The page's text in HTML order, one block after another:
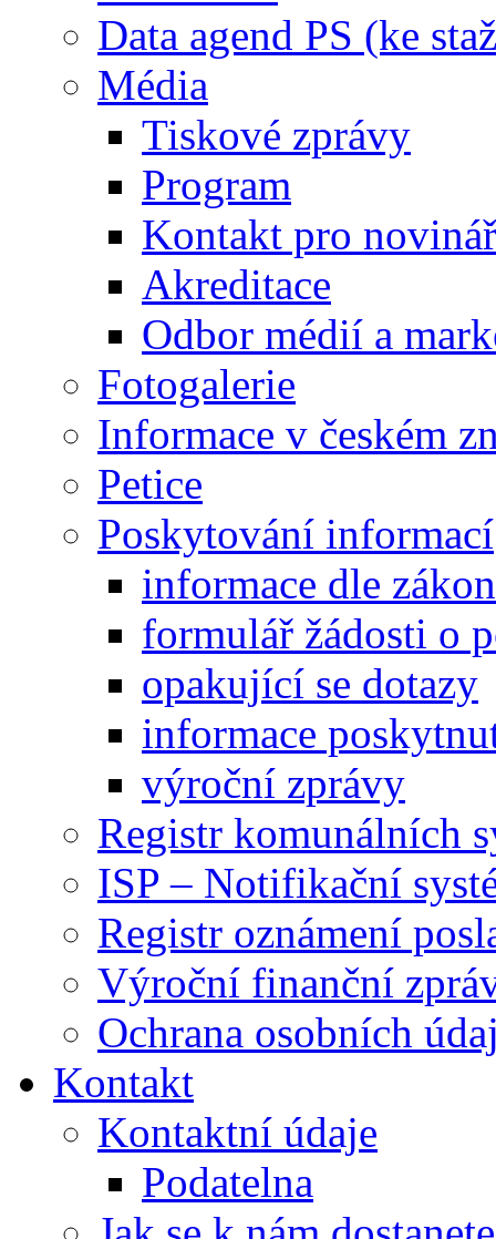
Data agend PS (ke
Média
Tiskové zprávy
Program
Kontakt pro
Akreditace
Odbor médií a
Fotogalerie
Informace v českém
Petice
Poskytování informací
informace dle
formulář žádosti o
opakující se dotazy
informace
výroční zprávy
Registr komunálních
ISP – Notifikační
Registr oznámení
Výroční finanční
Ochrana osobních
Kontakt
Kontaktní údaje
Podatelna